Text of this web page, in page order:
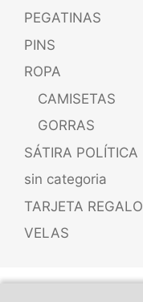
PEGATINAS
PINS
ROPA
CAMISETAS
GORRAS
SÁTIRA POLÍTICA
sin categoria
TARJETA REGALO
VELAS